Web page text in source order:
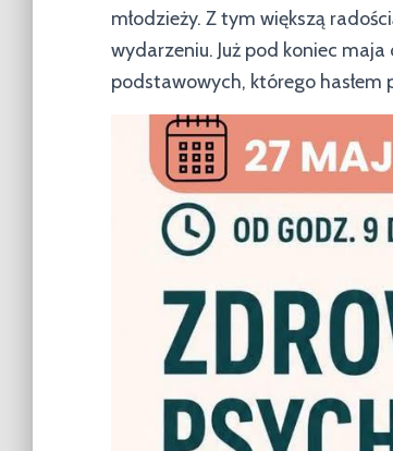
młodzieży. Z tym większą
wydarzeniu. Już pod koniec
podstawowych, którego hasłem